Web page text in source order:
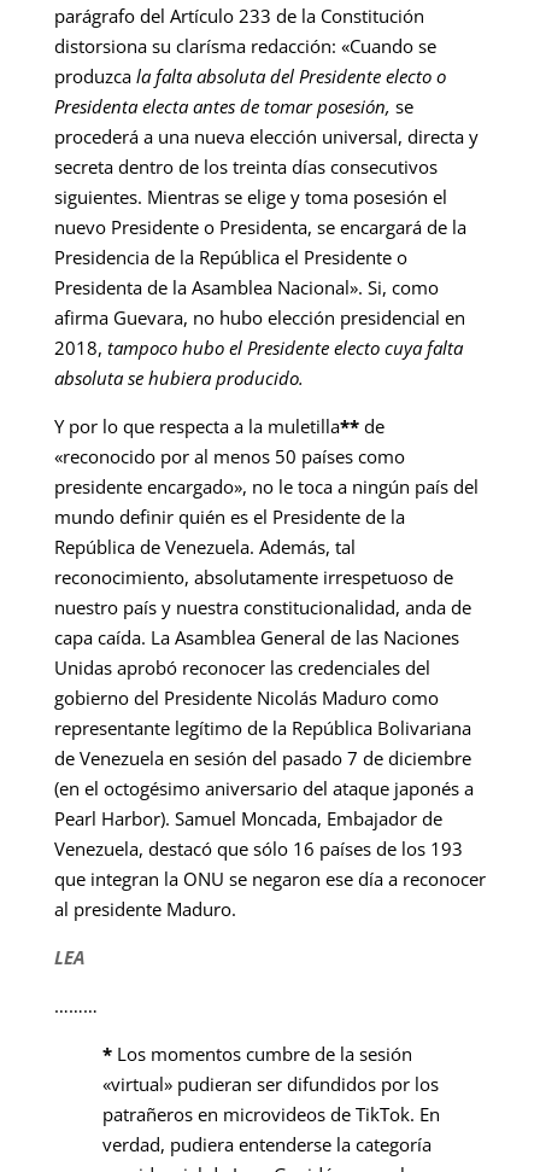
parágrafo del Artículo 233 de la Constitución
distorsiona su clarísma redacción: «Cuando se
produzca la falta absoluta del Presidente electo o
Presidenta electa antes de tomar posesión, se
procederá a una nueva elección universal, directa y
secreta dentro de los treinta días consecutivos
siguientes. Mientras se elige y toma posesión el
nuevo Presidente o Presidenta, se encargará de la
Presidencia de la República el Presidente o
Presidenta de la Asamblea Nacional». Si, como
afirma Guevara, no hubo elección presidencial en
2018, tampoco hubo el Presidente electo cuya falta
absoluta se hubiera producido.
Y por lo que respecta a la muletilla** de
«reconocido por al menos 50 países como
presidente encargado», no le toca a ningún país del
mundo definir quién es el Presidente de la
República de Venezuela. Además, tal
reconocimiento, absolutamente irrespetuoso de
nuestro país y nuestra constitucionalidad, anda de
capa caída. La Asamblea General de las Naciones
Unidas aprobó reconocer las credenciales del
gobierno del Presidente Nicolás Maduro como
representante legítimo de la República Bolivariana
de Venezuela en sesión del pasado 7 de diciembre
(en el octogésimo aniversario del ataque japonés a
Pearl Harbor). Samuel Moncada, Embajador de
Venezuela, destacó que sólo 16 países de los 193
que integran la ONU se negaron ese día a reconocer
al presidente Maduro.
LEA
………
* Los momentos cumbre de la sesión
«virtual» pudieran ser difundidos por los
patrañeros en microvideos de TikTok. En
verdad, pudiera entenderse la categoría